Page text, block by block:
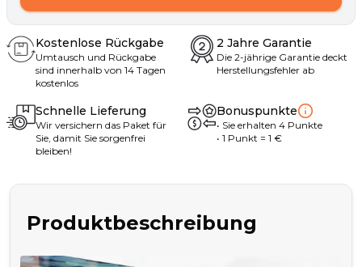
Kostenlose Rückgabe
Umtausch und Rückgabe
sind innerhalb von 14 Tagen
kostenlos
2 Jahre Garantie
Die 2-jährige Garantie deckt
Herstellungsfehler ab
Schnelle Lieferung
Wir versichern das Paket für
Sie, damit Sie sorgenfrei
bleiben!
Bonuspunkte
• Sie erhalten 4 Punkte
• 1 Punkt = 1 €
Produktbeschreibung